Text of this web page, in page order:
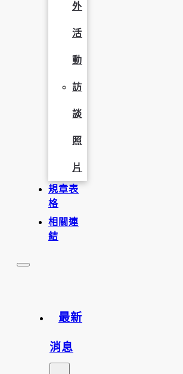
外
活
動
訪
談
照
片
規章表
格
相關連
結
最新
消息